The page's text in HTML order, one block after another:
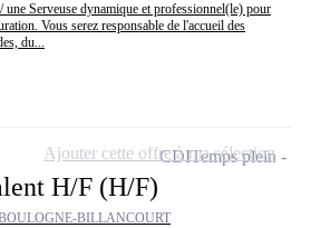
une Serveuse dynamique et professionnel(le) pour
Vous serez responsable de l'accueil des
du...
H/F (H/F)
BILLANCOURT
CDITemps plein
Ajouter cette offre à ma sélection